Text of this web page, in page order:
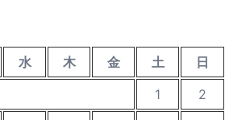
水 木 金 土
日
1
2